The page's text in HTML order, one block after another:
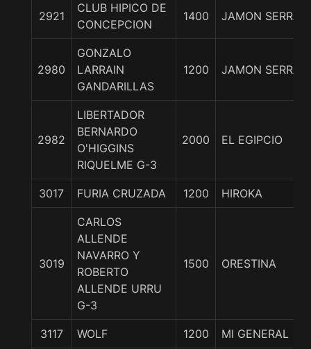
2921
CLUB HIPICO DE
CONCEPCION
1400 JAMON
2980
GONZALO
LARRAIN
GANDARILLAS
1200 JAMON
2982
LIBERTADOR
BERNARDO
O'HIGGINS
RIQUELME G-3
2000 EL EGIPCIO
3017 FURIA CRUZADA 1200 HIROKA
3019
CARLOS
ALLENDE
NAVARRO Y
ROBERTO
ALLENDE URRU
G-3
1500 ORESTINA
3117 WOLF 1200 MI GENERAL